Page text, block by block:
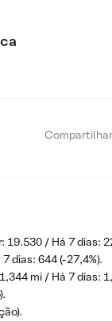
/ Há 7 dias:
dias: 644 (-27,4%).
mi / Há 7 dias: